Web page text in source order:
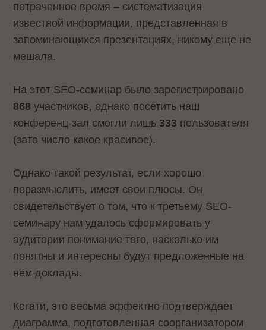
потраченное время – систематизация
известной информации, представленная в
запоминающихся презентациях, никому еще не
мешала.
На этот SEO-семинар было зарегистрировано
868участников, однако посетить наш
конференц-зал смогли лишь 333 пользователя
(зато число какое красивое).
Однако такой результат, если хорошо
поразмыслить, имеет свои плюсы. Он
свидетельствует о том, что к третьему SEO-
семинару нам удалось сформировать у
аудитории понимание того, насколько им
понятны и интересны будут предложенные на
нём доклады.
Кстати, это весьма эффектно подтверждает
диаграмма, подготовленная соорганизатором